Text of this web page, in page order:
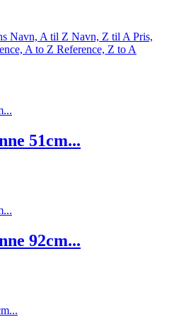
Navn, A til Z Navn, Z til APris,
A to Z Reference, Z to A
51cm...
92cm...